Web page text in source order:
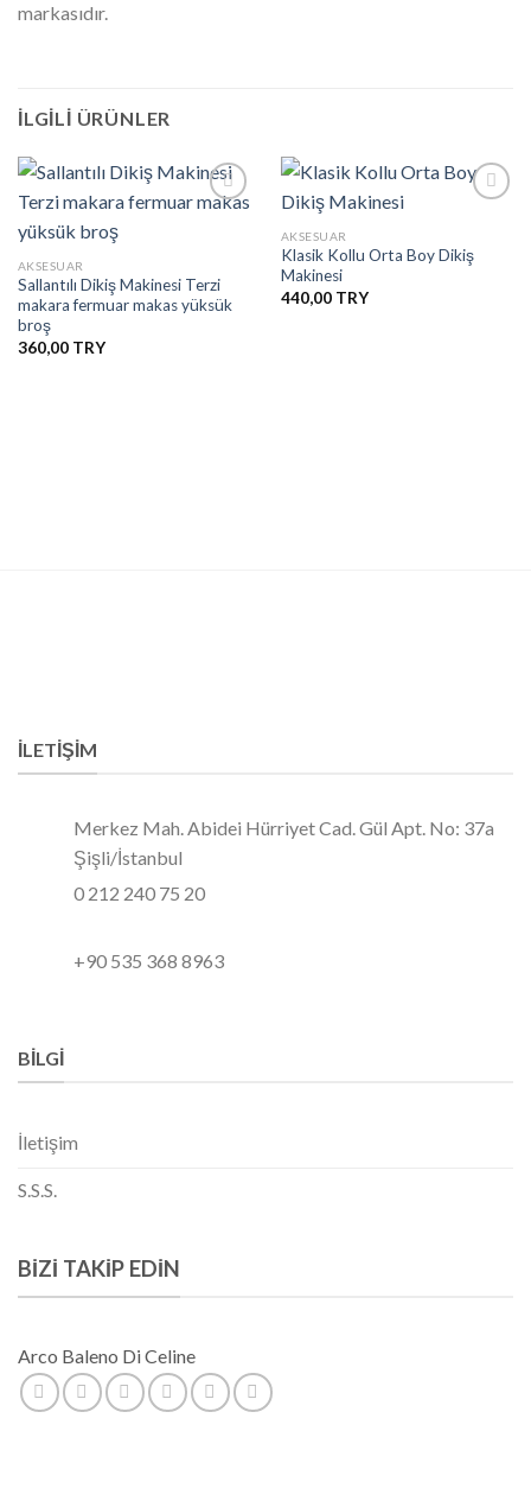
markasıdır.
İLGILI ÜRÜNLER
Ekle
AKSESUAR
Sallantılı Dikiş Makinesi Terzi
makara fermuar makas yüksük
broş
360,00
İstek
AKSESUAR
Klasik Kollu Orta Boy Dikiş
Makinesi
440,00
İLETIŞIM
Merkez Mah. Abidei Hürriyet Cad. Gül Apt. No: 37a
Şişli/İstanbul
0 212 240 75 20
+90 535 368 8963
BILGI
İletişim
S.S.S.
BIZI TAKIP EDIN
Arco Baleno Di Celine